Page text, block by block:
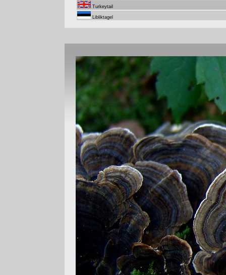
Turkeytail
Libliktagel